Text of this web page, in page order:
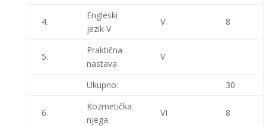
4.
Engleski
jezik V
V 8
5.
Praktična
nastava
V
Ukupno: 30
6.
Kozmetička
njega
VI 8